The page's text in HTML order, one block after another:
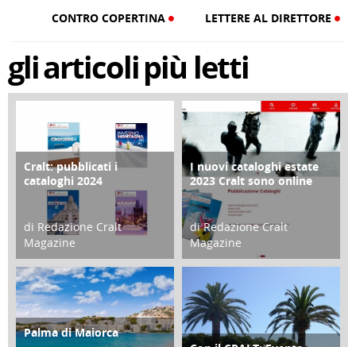
CONTRO COPERTINA
LETTERE AL DIRETTORE
gliarticolipiù letti
COPERTINA
Cralt: pubblicati i
cataloghi 2024
di Redazione Cralt
Magazine
21 Novembre 2023
CONTRO COPERTINA
I nuovi cataloghi estate
2023 Cralt sono online
di Redazione Cralt
Magazine
07 Marzo 2023
ATTIVITÀ
Palma di Maiorca